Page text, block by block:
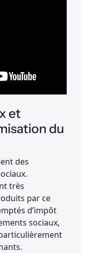
et
du
des
très
par ce
d’impôt
sociaux,